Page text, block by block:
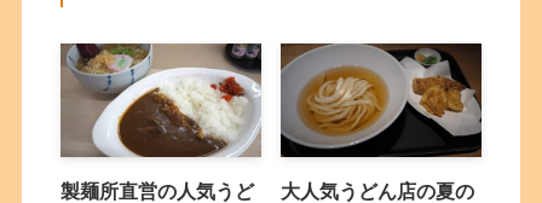
製麺所直営の人気うど
大人気うどん店の夏の